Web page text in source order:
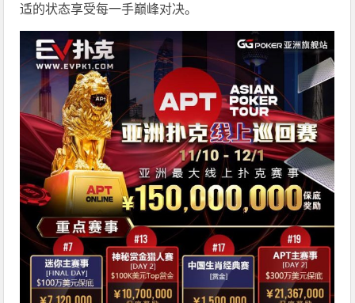
适的状态享受每一手巅峰对决。